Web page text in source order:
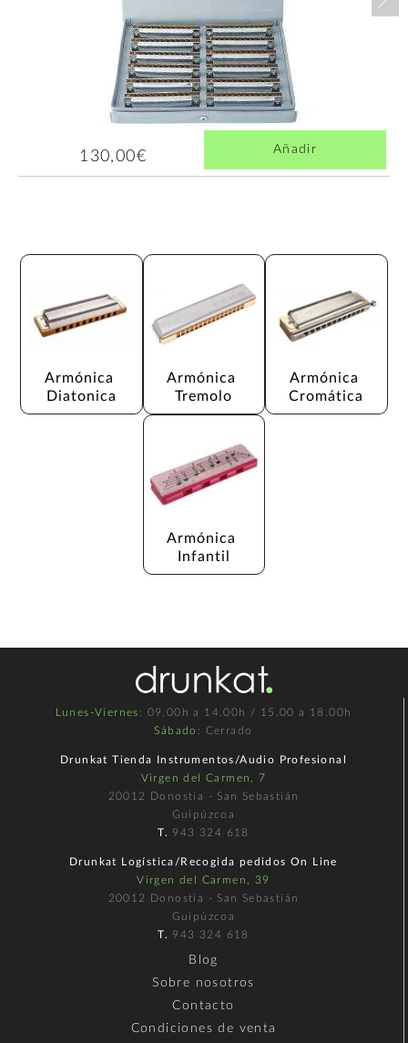
130,00€ Añadir
Armónica
Diatonica
Armónica
Tremolo
Armónica
Cromática
Armónica
Infantil
Lunes-Viernes : 09.00h a 14.00h / 15.00 a 18.00h
Sábado : Cerrado
Drunkat Tienda Instrumentos/Audio Profesional
Virgen del Carmen, 7
20012 Donostia - San Sebastián
Guipúzcoa
T. 943 324 618
Drunkat Logística/Recogida pedidos On Line
Virgen del Carmen, 39
20012 Donostia - San Sebastián
Guipúzcoa
T. 943 324 618
Blog
Sobre nosotros
Contacto
Condiciones de venta